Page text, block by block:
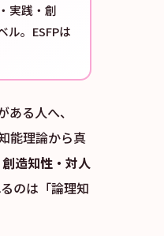
実践・創
ル。ESFPは
る人へ、
能理論から真
造知性・対人
のは「論理知